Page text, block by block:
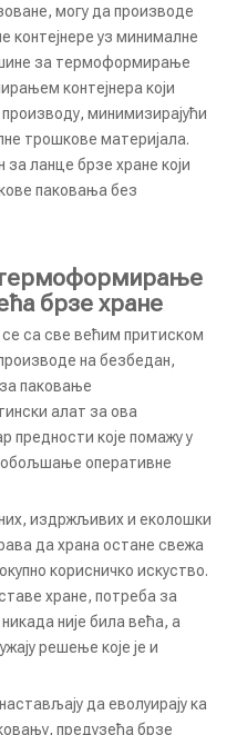
могу да производе
контејнере уз минималне
за термоформирање
контејнера који
минимизирајући
трошкове материјала.
за ланце брзе хране који
паковања без
брзе хране
се са све већим притиском
на безбедан,
паковање
алат за ова
предности које помажу у
оперативне
издржљивих и еколошки
да храна остане свежа
корисничко искуство.
хране, потреба за
није била већа, а
решење које је и
да еволуирају ка
предузећа брзе